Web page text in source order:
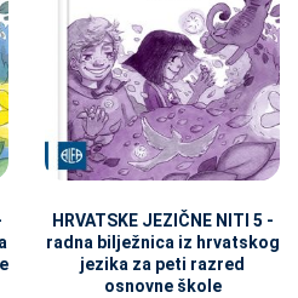
HRVATSKE JEZIČNE NITI 5 -
radna bilježnica iz hrvatskog
jezika za peti razred
osnovne škole